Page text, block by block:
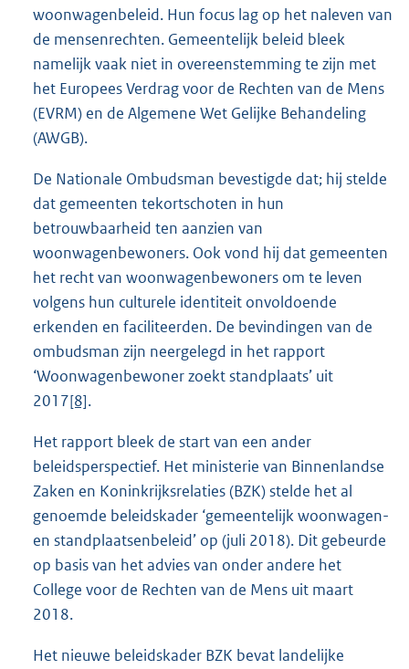
woonwagenbeleid. Hun focus lag op het naleven van
de mensenrechten. Gemeentelijk beleid bleek
namelijk vaak niet in overeenstemming te zijn met
het Europees Verdrag voor de Rechten van de Mens
(EVRM) en de Algemene Wet Gelijke Behandeling
(AWGB).
De Nationale Ombudsman bevestigde dat; hij stelde
dat gemeenten tekortschoten in hun
betrouwbaarheid ten aanzien van
woonwagenbewoners. Ook vond hij dat gemeenten
het recht van woonwagenbewoners om te leven
volgens hun culturele identiteit onvoldoende
erkenden en faciliteerden. De bevindingen van de
ombudsman zijn neergelegd in het rapport
‘Woonwagenbewoner zoekt standplaats’ uit
2017[8].
Het rapport bleek de start van een ander
beleidsperspectief. Het ministerie van Binnenlandse
Zaken en Koninkrijksrelaties (BZK) stelde het al
genoemde beleidskader ‘gemeentelijk woonwagen-
en standplaatsenbeleid’ op (juli 2018). Dit gebeurde
op basis van het advies van onder andere het
College voor de Rechten van de Mens uit maart
2018.
Het nieuwe beleidskader BZK bevat landelijke